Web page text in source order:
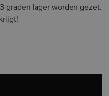
graden lager worden gezet.